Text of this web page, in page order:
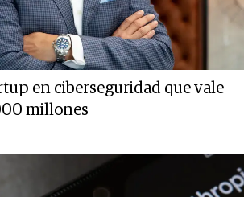
en ciberseguridad que vale
millones